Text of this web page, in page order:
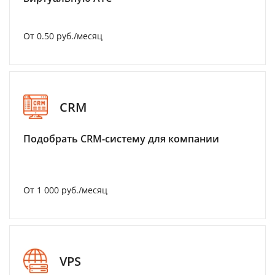
От 0.50 руб./месяц
CRM
Подобрать CRM-систему для компании
От 1 000 руб./месяц
VPS